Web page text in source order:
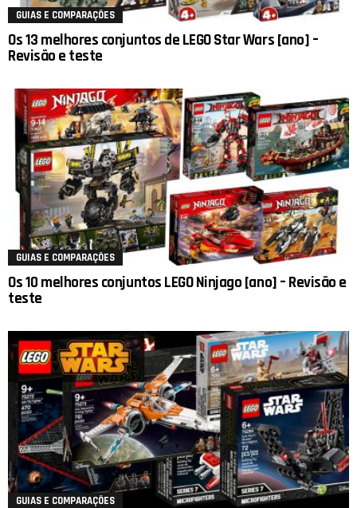
GUIAS E COMPARAÇÕES
Os 13 melhores conjuntos de LEGO Star Wars [ano] –
Revisão e teste
GUIAS E COMPARAÇÕES
Os 10 melhores conjuntos LEGO Ninjago [ano] – Revisão e
teste
GUIAS E COMPARAÇÕES